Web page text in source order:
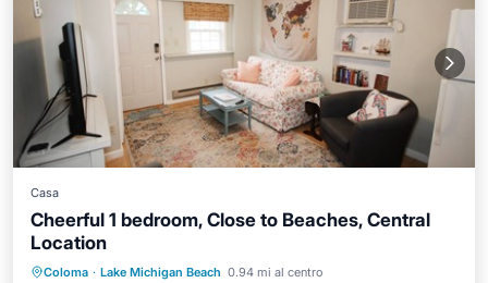
Casa
Cheerful 1 bedroom, Close to Beaches, Central
Location
Coloma · Lake Michigan Beach 0.94 mi al centro
Aparcamiento
Vista al mar